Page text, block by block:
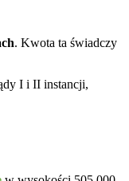
. Kwota ta świadczy
I i II instancji,